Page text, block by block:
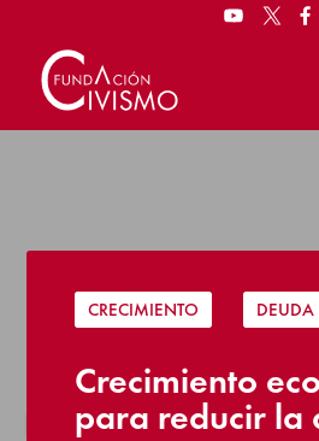
CRECIMIENTO DEUDA
Crecimiento
para reducir la